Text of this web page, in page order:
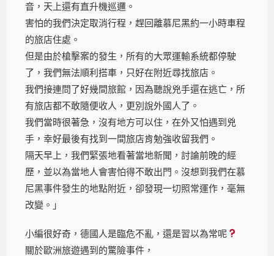
音，天上還有直升機巡邏。
害怕的我們決定取消行程，趕回離慕尼黑約一小時車程
的旅店住處。
但是由於槍擊案的發生，所有的大眾運輸系統都停駛
了，我們無法順利搭車，只好在附近尋找旅店。
我們接連問了好幾間旅館，因為聽說兇手還在逃亡，所
有旅店都不敢隨便收人，更別說外國人了。
我們當時很著急，沒有地方可以住，在外又怕遇到兇
手，幸好最後有找到一間旅店肯勉強收留我們。
隔天早上，我們緊張地看著當地新聞，討論前晚的經
歷，並以為當地人會害怕得不敢出門。沒想到我們在慕
尼黑事件發生的地點附近，卻發現一切照常運作，毫無
改變。」
小編很好奇，德國人是臨危不亂，還是習以為常呢
關於歐洲旅遊遇到的驚險事件，